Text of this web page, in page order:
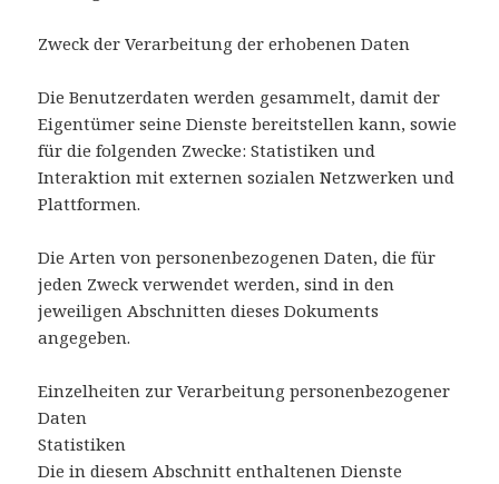
Zweck der Verarbeitung der erhobenen Daten
Die Benutzerdaten werden gesammelt, damit der
Eigentümer seine Dienste bereitstellen kann, sowie
für die folgenden Zwecke: Statistiken und
Interaktion mit externen sozialen Netzwerken und
Plattformen.
Die Arten von personenbezogenen Daten, die für
jeden Zweck verwendet werden, sind in den
jeweiligen Abschnitten dieses Dokuments
angegeben.
Einzelheiten zur Verarbeitung personenbezogener
Daten
Statistiken
Die in diesem Abschnitt enthaltenen Dienste